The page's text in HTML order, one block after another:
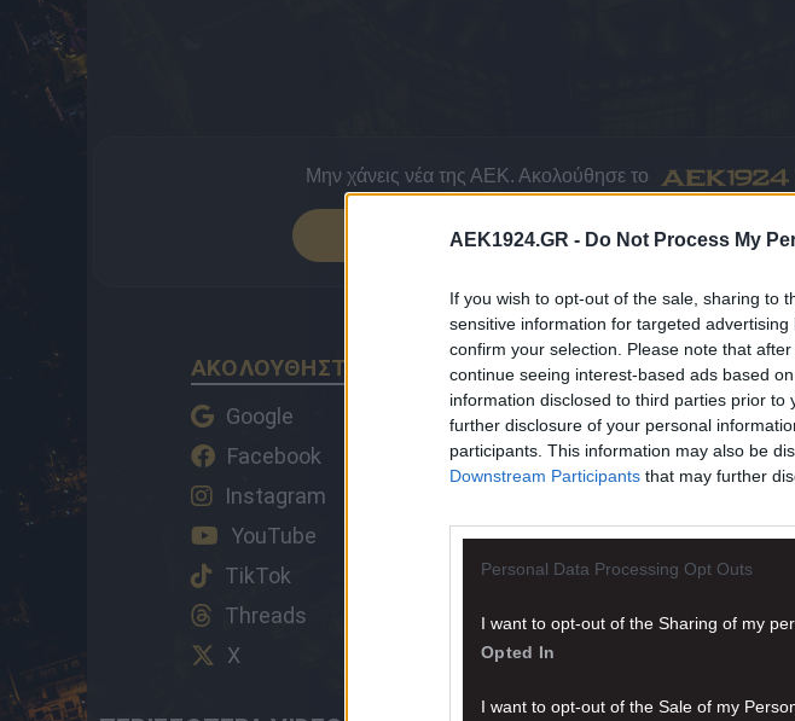
AEK1924.GR - Do Not Process My
If you wish to opt-out of the sale, sharing to
sensitive information for targeted
confirm your selection. Please note that
continue seeing interest-based ads based
information disclosed to third parties prior
further disclosure of your personal
participants. This information may also be
Downstream Participants that may further
Personal Data Processing Opt Outs
I want to opt-out of the Sharing of my
Opted In
I want to opt-out of the Sale of my
Μην χάνεις νέα της ΑΕΚ. Ακολούθησε το
ΠΡΟΣΘΕΣΕ ΤΟ AEK1924 ΣΤΗΝ
ΑΚΟΛΟΥΘΗΣΤΕ ΤΟ AEK1924 ΚΑΙ ΜΕΙΝΕΤΕ
Google
Facebook
Instagram
YouTube
TikTok
Threads
X